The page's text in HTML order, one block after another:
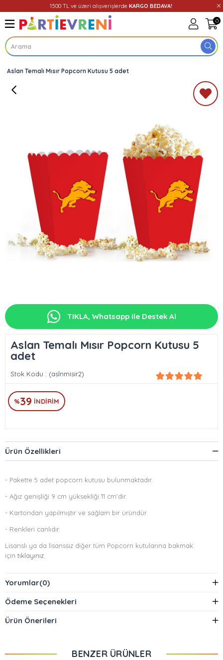
1500 TL ve üzeri alışverişlerde KARGO BEDAVA!
0
Üye Girişi Üye Ol
Aslan Temalı Mısır Popcorn Kutusu 5 adet
TIKLA, Whatsapp ile Destek Al
Aslan Temalı Mısır Popcorn Kutusu 5
adet
Stok Kodu (aslnmisir2)
%39 İNDIRIM
Ürün Özellikleri
- Pakette 5 adet popcorn kutusu bulunmaktadır.
- Ağız genişliği 9 cm yüksekliği 11 cm'dir.
- Kartondan yapılmıştır ve sağlam bir üründür.
- Renkleri canlıdır.
Lisanslı ya da lisanssız diğer tüm Popcorn kutularına bakmak
için tıklayınız.
Yorumlar(0)
Ödeme Seçenekleri
Ürün Önerileri
BENZER ÜRÜNLER